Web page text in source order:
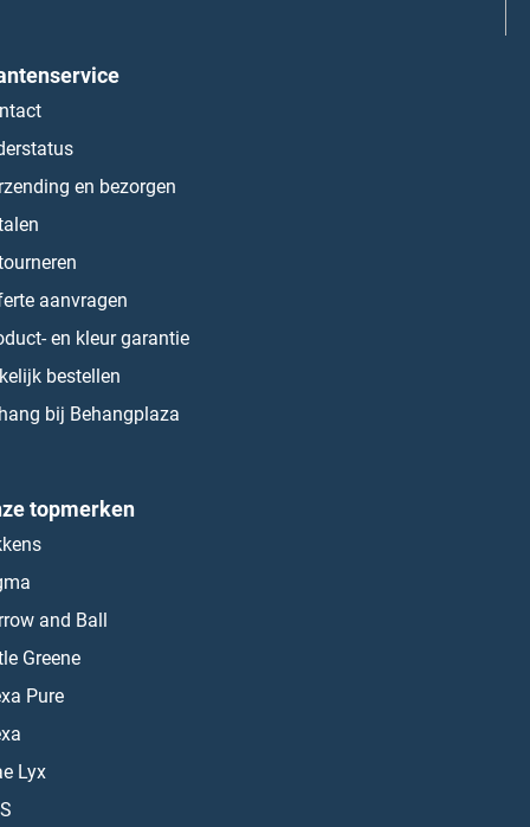
en bezorgen
aanvragen
en kleur garantie
bestellen
bij Behangplaza
topmerken
and Ball
Greene
Pure
Lyx